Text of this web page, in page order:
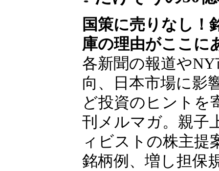
たけぞうの50
国策に売りなし！
庫の理由がここに
各新聞の報道や
向、日本市場に影
ど投資のヒントを
刊メルマガ。親子
ィビストの株主提